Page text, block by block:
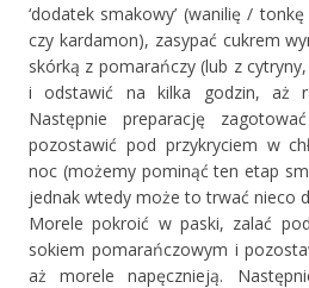
‘dodatek smakowy’ (wanilię /
czy kardamon), zasypać cukrem
skórką z pomarańczy (lub z
i odstawić na kilka godzin, aż
Następnie preparację
pozostawić pod przykryciem w
noc (możemy pominąć ten etap
jednak wtedy może to trwać nieco
Morele pokroić w paski, zalać
sokiem pomarańczowym i
aż morele napęcznieją.